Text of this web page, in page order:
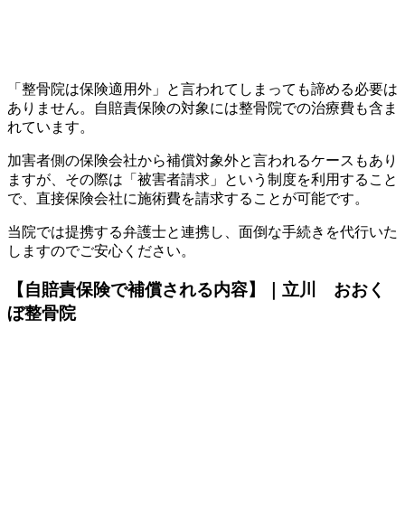
「整骨院は保険適用外」と言われてしまっても諦める必要は
ありません。自賠責保険の対象には整骨院での治療費も含ま
れています。
加害者側の保険会社から補償対象外と言われるケースもあり
ますが、その際は「被害者請求」という制度を利用すること
で、直接保険会社に施術費を請求することが可能です。
当院では提携する弁護士と連携し、面倒な手続きを代行いた
しますのでご安心ください。
【自賠責保険で補償される内容】｜立川 おおく
ぼ整骨院